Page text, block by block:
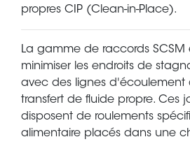
propres CIP (Clean-in-Place).
La gamme de raccords
minimiser les endroits de
avec des lignes d'écoulement
transfert de fluide propre. Ces
disposent de roulements
alimentaire placés dans une